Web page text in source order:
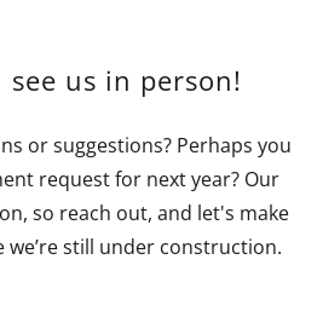
see us in person!
or suggestions? Perhaps you
request for next year? Our
so reach out, and let's make
we’re still under construction.